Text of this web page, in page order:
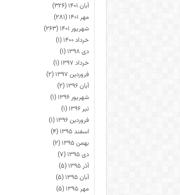
آبان ۱۴۰۱
(۳۲۶)
مهر ۱۴۰۱
(۲۸۱)
شهریور ۱۴۰۱
(۲۶۳)
خرداد ۱۴۰۰
(۱)
دی ۱۳۹۸
(۱)
خرداد ۱۳۹۷
(۱)
فروردین ۱۳۹۷
(۲)
آبان ۱۳۹۶
(۲)
شهریور ۱۳۹۶
(۱)
تیر ۱۳۹۶
(۱)
فروردین ۱۳۹۶
(۱)
اسفند ۱۳۹۵
(۴)
بهمن ۱۳۹۵
(۲)
دی ۱۳۹۵
(۷)
آذر ۱۳۹۵
(۵)
آبان ۱۳۹۵
(۵)
مهر ۱۳۹۵
(۵)